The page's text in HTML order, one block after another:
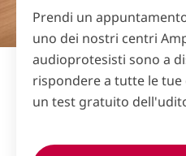
Prendi un
uno dei nostri centri
audioprotesisti sono a
rispondere a tutte le
un test gratuito